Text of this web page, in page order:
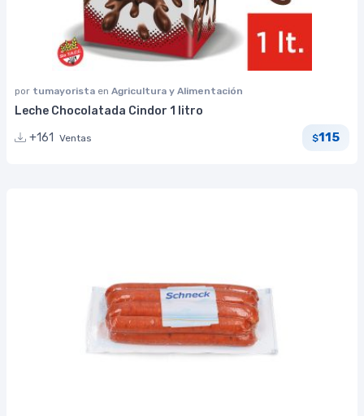
por tumayorista en Agricultura y Alimentación
Leche Chocolatada Cindor 1 litro
+161
Ventas $115